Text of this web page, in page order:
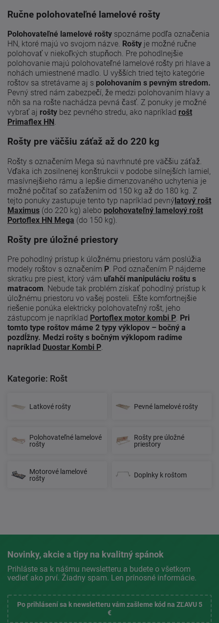
Ručne polohovateľné lamelové rošty
Polohovateľné lamelové rošty spoznáme podľa označenia
HN, ktoré majú vo svojom názve. Rošty je možné ručne
polohovať v niekoľkých stupňoch. Pre pohodlnejšie
polohovanie majú polohovateľné lamelové rošty pri hlave a
nohách umiestnené madlo. U vyšších tried tejto kategórie
roštov sa stretávame aj s polohovaním s pevným stredom.
Pevný stred nám zabezpečí, že medzi polohovaním hlavy a
nôh sa na rošte nachádza pevná časť. Z ponuky je možné
vybrať aj rošty bez pevného stredu, ako napríklad rošt
Primaflex HN .
Rošty pre väčšiu záťaž až do 220 kg
Rošty s označením Mega sú navrhnuté pre väčšiu záťaž.
Vďaka ich zosilnenej konštrukcii v podobe silnejších lamiel,
masívnejšieho rámu a lepšie dimenzovaného uchytenia je
možné počítať so zaťažením od 150 kg až do 180 kg. Z
tejto ponuky zastupuje tento typ napríklad pevnýlatový rošt
Maximus (do 220 kg) alebo polohovateľný lamelový rošt
Portoflex HN Mega (do 150 kg).
Rošty pre úložné priestory
Pre pohodlný prístup k úložnému priestoru vám poslúžia
modely roštov s označením P. Pod označením P nájdeme
skratku pre piest, ktorý vám uľahčí manipuláciu roštu s
matracom. Nebude tak problém získať pohodlný prístup k
úložnému priestoru vo vašej posteli. Ešte komfortnejšie
riešenie ponúka elektricky polohovateľný rošt, jeho
zástupcom je napríklad Portoflex motor kombi P. Pri
tomto type roštov máme 2 typy výklopov – bočný a
pozdĺžny. Medzi rošty s bočným výklopom radíme
napríklad Duostar Kombi P.
Kategorie: Rošt
Latkové rošty Pevné lamelové rošty
Polohovateľné lamelové
rošty
Rošty pre úložné
priestory
Motorové lamelové
rošty
Doplnky k roštom
Novinky, akcie a tipy na kvalitný spánok
Prihláste sa k nášmu newsletteru a budete o všetkom
vedieť ako prví. Žiadny spam. Len prínosné informácie.
Po prihlásení sa k newsletteru vám zašleme kód na ZĽAVU 5
€